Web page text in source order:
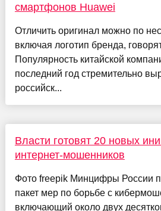
смартфонов Huawei
Отличить оригинал можно по
включая логотип бренда,
Популярность китайской
последний год стремительно
российск...
Власти готовят 20 новых
интернет-мошенников
Фото freepik Минцифры России
пакет мер по борьбе с
включающий около двух